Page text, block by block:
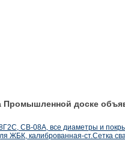
Промышленной доске
СВ-08А, все диаметры и
ЖБК, калиброванная-ст.Сетка